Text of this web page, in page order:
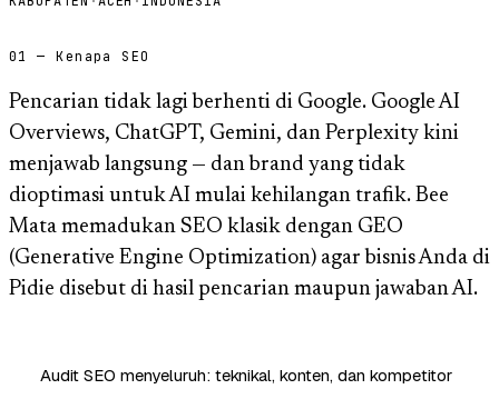
01 — Kenapa SEO
Pencarian tidak lagi berhenti di Google. Google AI
Overviews, ChatGPT, Gemini, dan Perplexity kini
menjawab langsung — dan brand yang tidak
dioptimasi untuk AI mulai kehilangan trafik. Bee
Mata memadukan SEO klasik dengan GEO
(Generative Engine Optimization) agar bisnis Anda di
Pidie disebut di hasil pencarian maupun jawaban AI.
Audit SEO menyeluruh: teknikal, konten, dan kompetitor